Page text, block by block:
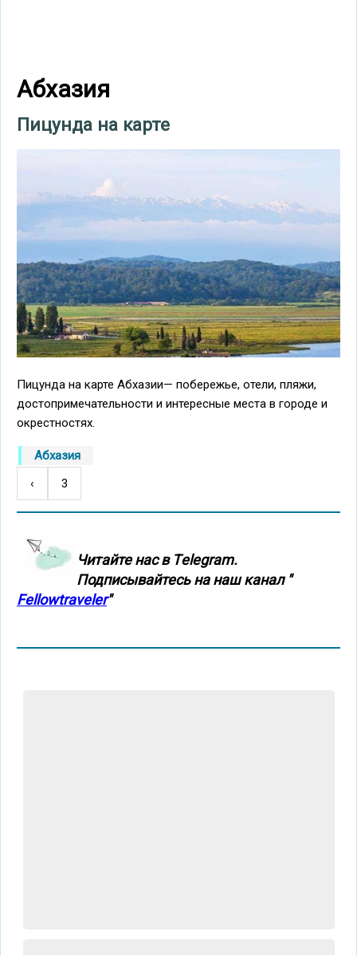
Абхазия
Пицунда на карте
Пицунда на карте Абхазии— побережье, отели, пляжи,
достопримечательности и интересные места в городе и
окрестностях.
Абхазия
Нумерация
страниц
←
‹ 3
Читайте нас в Тelegram.
Подписывайтесь на наш канал "
Fellowtraveler"